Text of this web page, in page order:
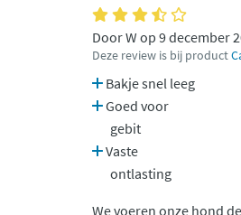
Door W op 9 december
Deze review is bij product
Bakje snel leeg
Goed voor
gebit
Vaste
ontlasting
We voeren onze hond